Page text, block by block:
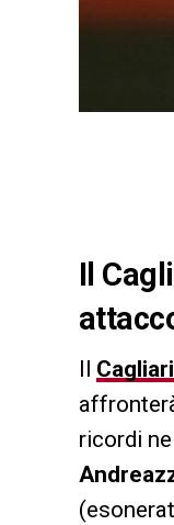
Il
Il Cagliari
ricordi